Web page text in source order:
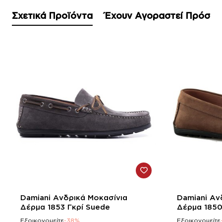
Σχετικά Προϊόντα Έχουν Αγοραστεί
-38%
Damiani Ανδρικά Μοκασίνια
Δέρμα 1853 Γκρί Suede
Εξοικονομείτε-38%
-38%
Damiani
Δέρμα
Εξοικονομείτε